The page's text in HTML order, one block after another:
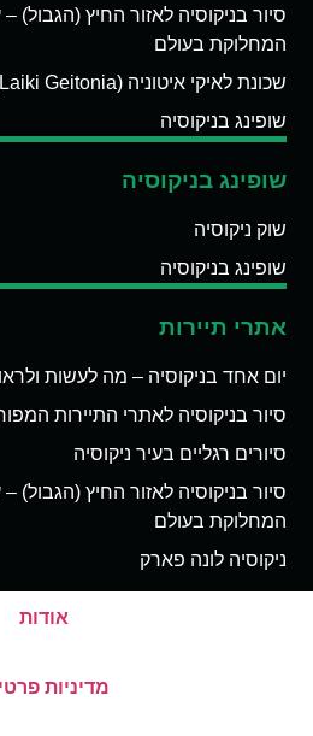
סיור בניקוסיה לאזור החיץ (הגבול)
המחלוקת בעולם
שכונת לאיקי איטוניה (Laiki Geitonia)
שופינג בניקוסיה
שופינג בניקוסיה
שוק ניקוסיה
שופינג בניקוסיה
אתרי תיירות
יום אחד בניקוסיה – מה לעשות
סיור בניקוסיה לאתרי התיירות
סיורים רגליים בעיר ניקוסיה
סיור בניקוסיה לאזור החיץ (הגבול)
המחלוקת בעולם
ניקוסיה לונה פארק
אודות
מדיניות